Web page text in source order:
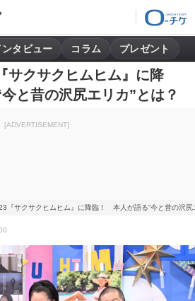
ンタビュー コラム プレゼント
サクサクヒムヒム』に降
と昔の沢尻エリカ”とは？
[ADVERTISEMENT]
『サクサクヒムヒム』に降臨！ 本人が語る“今と昔の沢尻